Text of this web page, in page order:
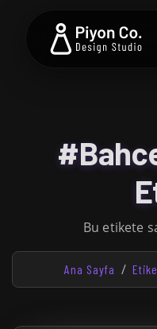
Bu etikete
Ana Sayfa